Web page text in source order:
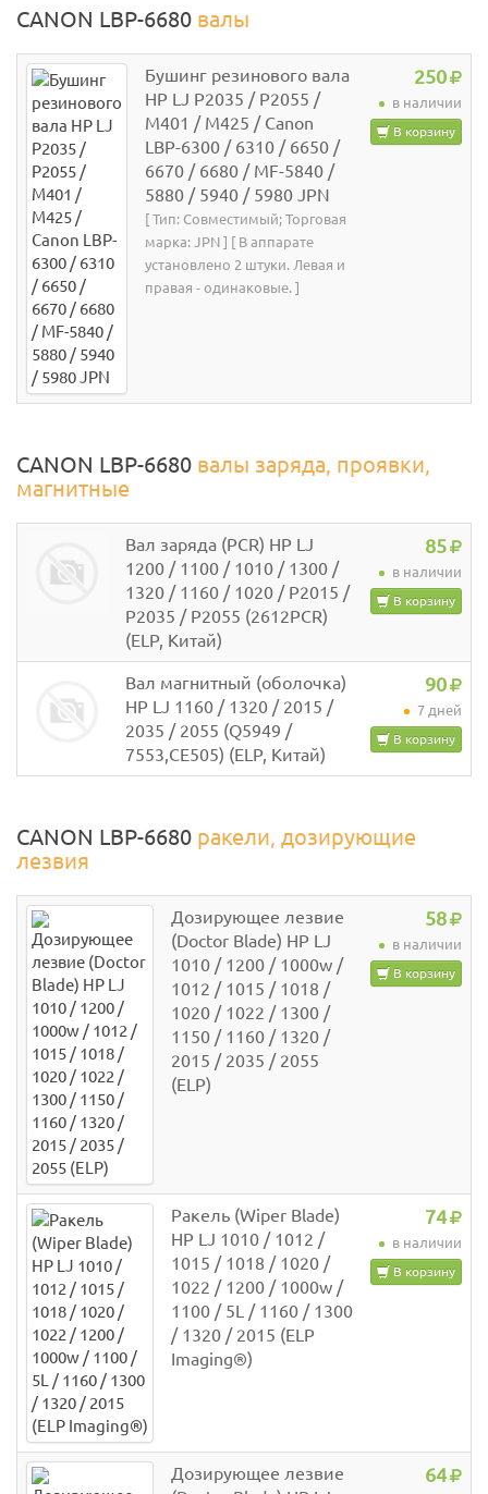
CANON LBP-6680 валы
Бушинг резинового вала
HP LJ P2035 / P2055 /
M401 / M425 / Canon
LBP-6300 / 6310 / 6650 /
6670 / 6680 / MF-5840 /
5880 / 5940 / 5980 JPN
[ Тип: Совместимый; Торговая
марка: JPN ] [ В аппарате
установлено 2 штуки. Левая и
правая - одинаковые. ]
250
в наличии
В корзину
CANON LBP-6680 валы заряда, проявки,
магнитные
Вал заряда (PCR) HP LJ
1200 / 1100 / 1010 / 1300 /
1320 / 1160 / 1020 / P2015 /
P2035 / P2055 (2612PCR)
(ELP, Китай)
85
в наличии
В корзину
Вал магнитный (оболочка)
HP LJ 1160 / 1320 / 2015 /
2035 / 2055 (Q5949 /
7553,CE505) (ELP, Китай)
90
7 дней
В корзину
CANON LBP-6680 ракели, дозирующие
лезвия
Дозирующее лезвие
(Doctor Blade) HP LJ
1010 / 1200 / 1000w /
1012 / 1015 / 1018 /
1020 / 1022 / 1300 /
1150 / 1160 / 1320 /
2015 / 2035 / 2055
(ELP)
58
в наличии
В корзину
Ракель (Wiper Blade)
HP LJ 1010 / 1012 /
1015 / 1018 / 1020 /
1022 / 1200 / 1000w /
1100 / 5L / 1160 / 1300
/ 1320 / 2015 (ELP
Imaging®)
74
в наличии
В корзину
Дозирующее лезвие
64